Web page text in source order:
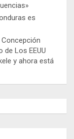
es
Los EEUU
y ahora está